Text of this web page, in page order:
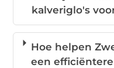
kalveriglo's
Hoe helpen
een